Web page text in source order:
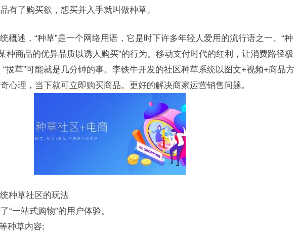
有了购买欲，想买并入手就叫做种草。
概述，“种草”是一个网络用语，它是时下许多年轻人爱用的流行语之一。“种
种商品的优异品质以诱人购买”的行为。移动支付时代的红利，让消费路径极
“拔草”可能就是几分钟的事。李铁牛开发的社区种草系统以图文+视频+商品方
心理，当下就可立即购买商品。更好的解决商家运营销售问题。
种草社区的玩法
“一站式购物”的用户体验。
种草内容;